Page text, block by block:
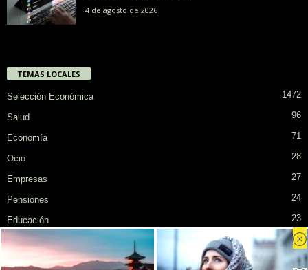
4 de agosto de 2026
TEMAS LOCALES
Selección Económica 1472
Salud 96
Economía 71
Ocio 28
Empresas 27
Pensiones 24
Educación 23